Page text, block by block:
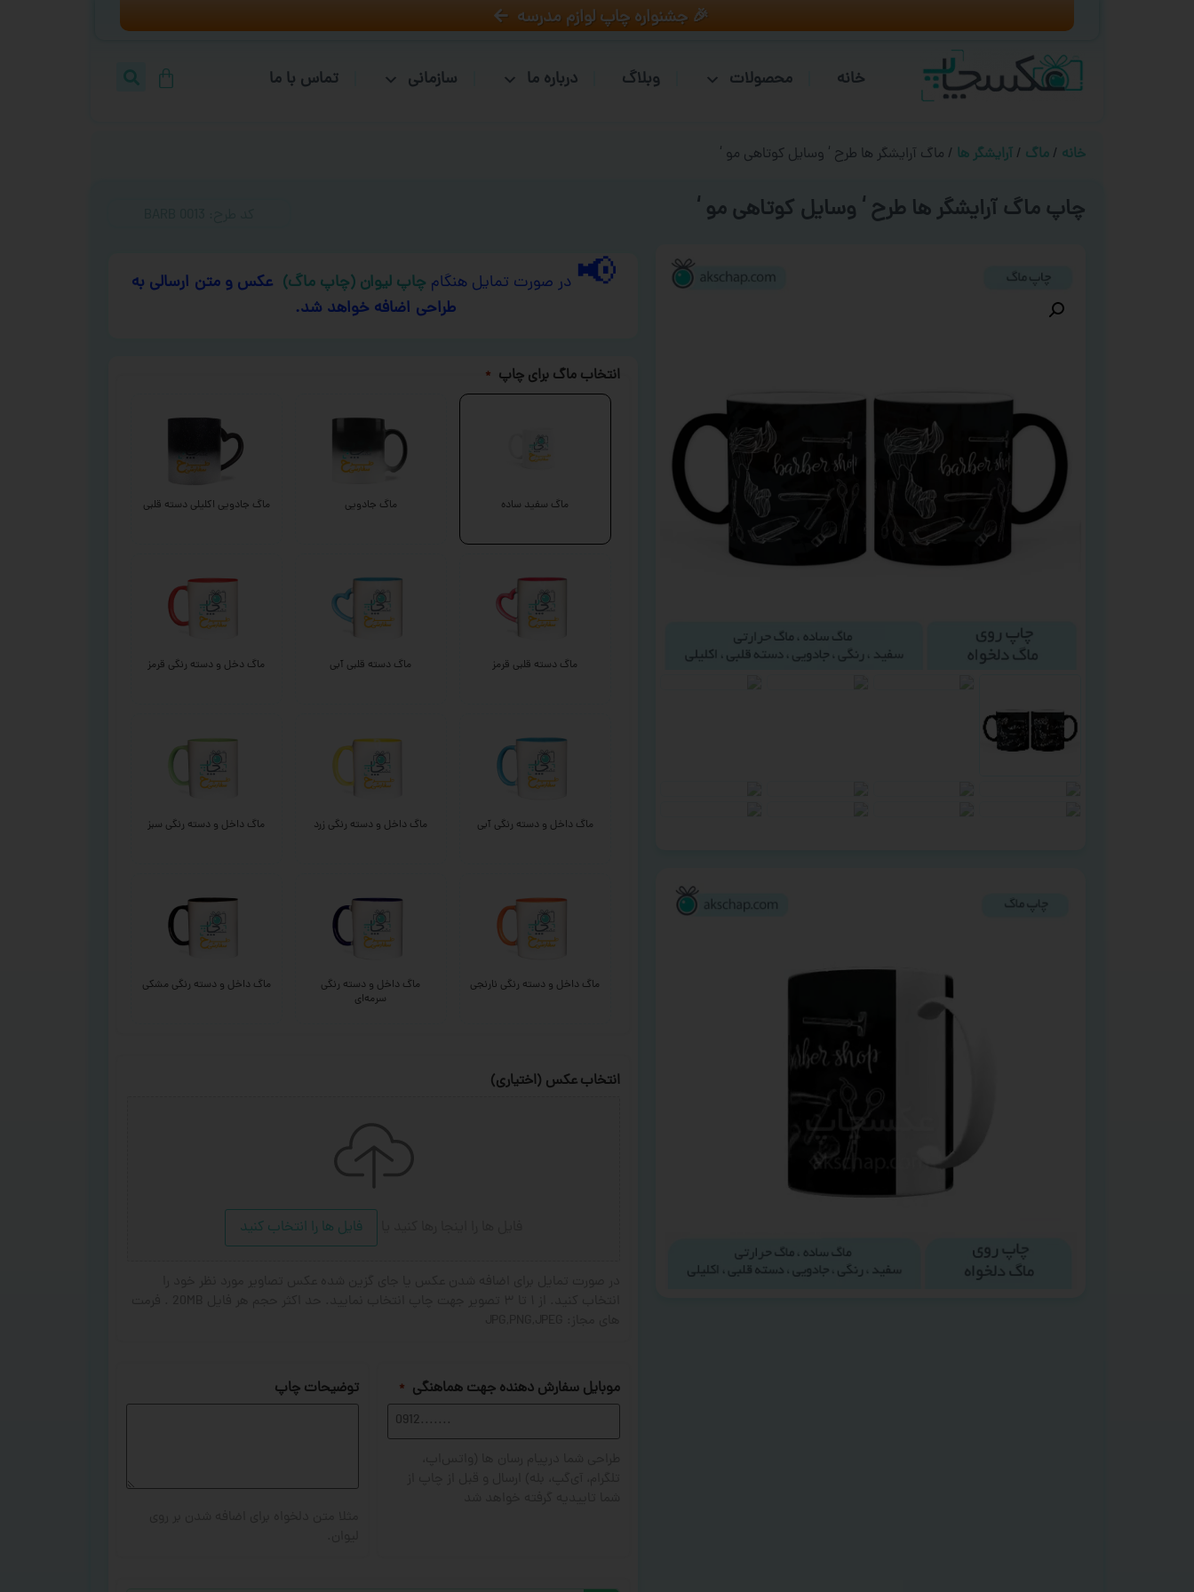
🎉 جشنواره چاپ لوازم مدرسه
خانه محصولات وبلاگ درباره ما سازمانی تماس با ما
خانه / ماگ / آرایشگر ها / ماگ آرایشگر ها طرح ‘ وسایل کوتاهی مو ‘
چاپ ماگ آرایشگر ها طرح ‘ وسایل کوتاهی مو ‘
📢 در صورت تمایل هنگام چاپ لیوان (چاپ ماگ) عکس و متن ارسالی به
طراحی اضافه خواهد شد.
انتخاب ماگ برای چاپ *
ماگ سفید ساده ماگ جادویی ماگ جادویی اکلیلی دسته قلبی
ماگ دسته قلبی قرمز ماگ دسته قلبی آبی ماگ دخل و دسته رنگی قرمز
ماگ داخل و دسته رنگی آبی ماگ داخل و دسته رنگی زرد ماگ داخل و دسته رنگی سبز
ماگ داخل و دسته رنگی نارنجی
ماگ داخل و دسته رنگی
سرمه‌ای
ماگ داخل و دسته رنگی مشکی
انتخاب عکس (اختیاری)
فایل ها را انتخاب کنید
موبایل سفارش دهنده جهت هماهنگی * توضیحات چاپ